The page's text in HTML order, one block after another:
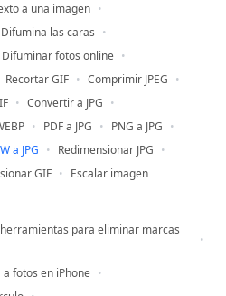
a una imagen
Difumina las caras
Difuminar fotos online
Recortar GIF
Comprimir JPEG
Convertir a JPG
PDF a JPG
PNG a JPG
a JPG
Redimensionar JPG
GIF Escalar imagen
para eliminar marcas
fotos en iPhone